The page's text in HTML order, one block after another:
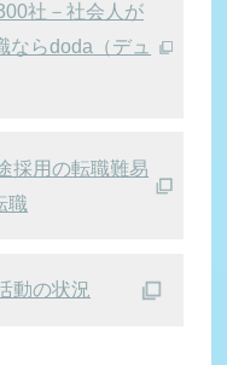
社－社会人が
ならdoda（デュ
採用の転職難易
職
動の状況